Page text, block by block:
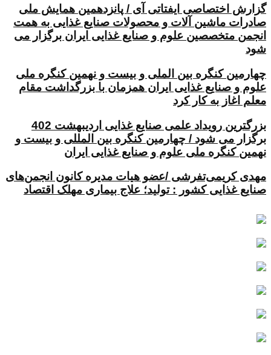
گزارش اختصاصی ایفتاتی آی / پانزدهمین همایش ملی
صادرات ماشین آلات و محصولات صنایع غذایی به همت
انجمن متخصصین علوم و صنایع غذایی ایران برگزار می
شود
چهارمین کنگره بین الملی و بیست و نهمین کنگره ملی
علوم و صنایع غذایی ایران همزمان با بزرگداشت مقام
معلم اغاز به کار کرد
بزرگترین رویداد علمی صنایع غذایی اردیبهشت 402
برگزار می شود / چهارمین کنگره بین المللی و بیست و
نهمین کنگره ملی علوم و صنایع غذایی ایران
مهدی کریمی‌تفرشی /عضو هیات مدیره کانون انجمن‌های
صنایع غذایی کشور : تولید؛ علاج بیماری مهلک اقتصاد